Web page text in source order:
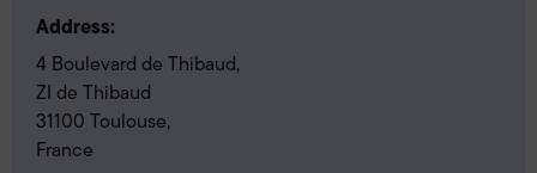
Address:
4 Boulevard de Thibaud,
ZI de Thibaud
31100 Toulouse,
France